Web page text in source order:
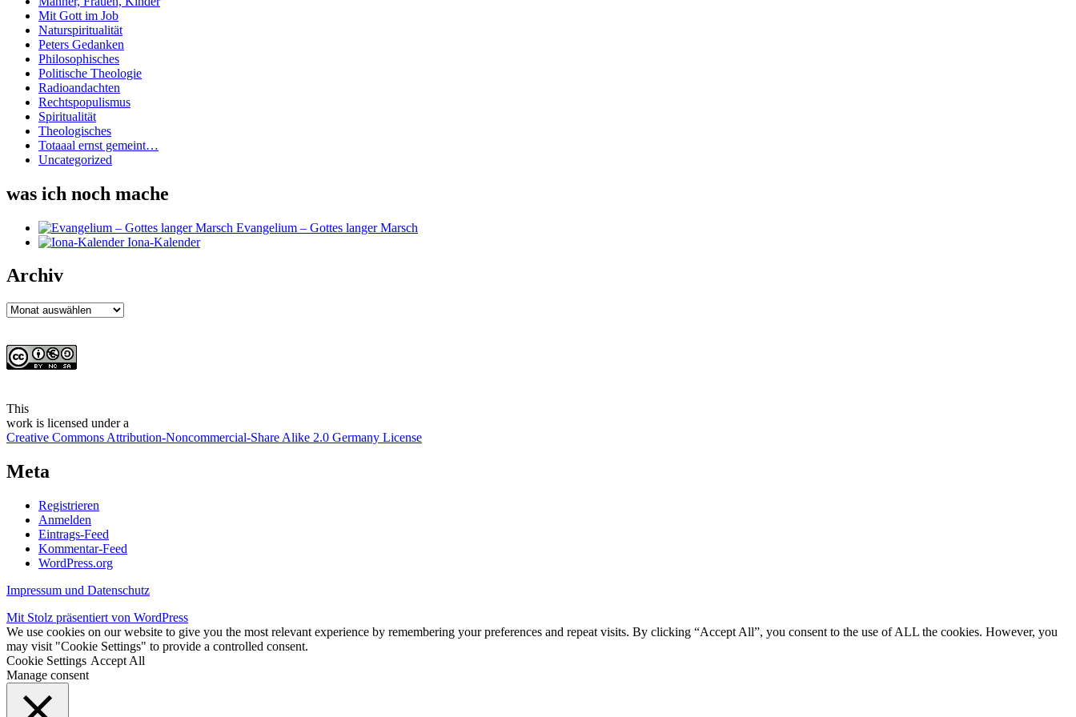
Mit Gott im Job
Naturspiritualität
Peters Gedanken
Philosophisches
Politische Theologie
Radioandachten
Rechtspopulismus
Spiritualität
Theologisches
Totaaal ernst gemeint…
Uncategorized
was ich noch mache
Evangelium – Gottes langer Marsch
Iona-Kalender
Archiv
Archiv
This
work is licensed under a
Creative Commons Attribution-Noncommercial-Share Alike 2.0 Germany License
Meta
Registrieren
Anmelden
Eintrags-Feed
Kommentar-Feed
WordPress.org
Impressum und Datenschutz
Mit Stolz präsentiert von WordPress
We use cookies on our website to give you the most relevant experience by remembering your preferences and repeat visits. By clicking “Accept All”, you consent to the use of ALL the cookies. However, you
may visit "Cookie Settings" to provide a controlled consent.
Cookie Settings Accept All
Manage consent